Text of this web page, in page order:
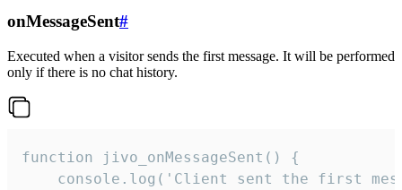
onMessageSent#
Executed when a visitor sends the first message. It will be performed
only if there is no chat history.
function jivo_onMessageSent() {
console.log('Client sent the first